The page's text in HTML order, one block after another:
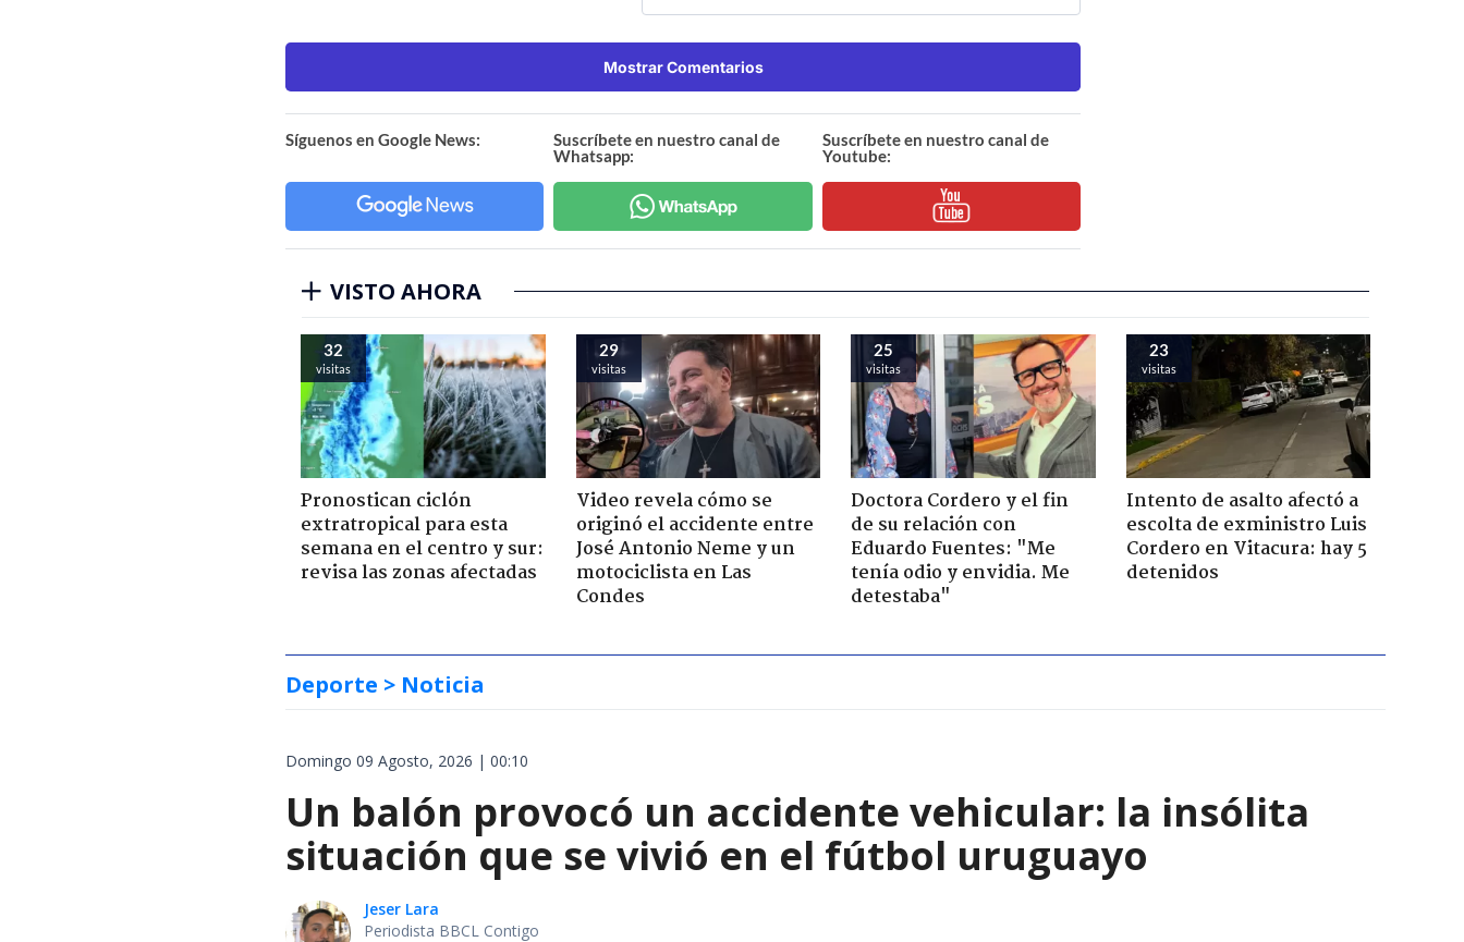
Mostrar Comentarios
Síguenos en Google News:
Suscríbete en nuestro canal de
Whatsapp:
Suscríbete en nuestro canal de
Youtube:
VISTO AHORA
32
visitas
Pronostican ciclón
extratropical para esta
semana en el centro y sur:
revisa las zonas afectadas
29
visitas
Video revela cómo se
originó el accidente entre
José Antonio Neme y un
motociclista en Las
Condes
25
visitas
Doctora Cordero y el fin
de su relación con
Eduardo Fuentes: "Me
tenía odio y envidia. Me
detestaba"
23
visitas
Intento de asalto afectó a
escolta de exministro Luis
Cordero en Vitacura: hay 5
detenidos
Deporte > Noticia
Domingo 09 Agosto, 2026 | 00:10
Un balón provocó un accidente vehicular: la insólita
situación que se vivió en el fútbol uruguayo
Jeser Lara
Periodista BBCL Contigo